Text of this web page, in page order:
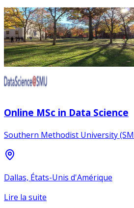
Online MSc in Data Science
Southern Methodist University
Dallas, États-Unis d'Amérique
Lire la suite